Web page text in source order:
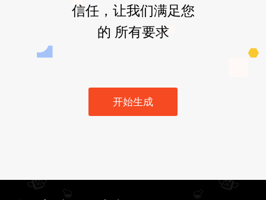
信任，让我们满足您
的 所有要求
开始生成